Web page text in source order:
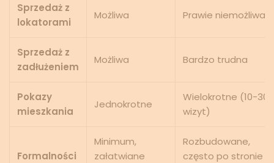
Sprzedaż z
lokatorami
Możliwa Prawie niemożliwa
Sprzedaż z
zadłużeniem
Możliwa Bardzo trudna
Pokazy
mieszkania
Jednokrotne
Wielokrotne (10-30
wizyt)
Formalności
Minimum,
załatwiane
Rozbudowane,
często po stronie